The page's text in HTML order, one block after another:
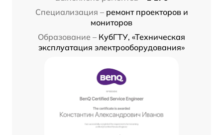
Специализация – ремонт проекторов и
мониторов
Образование – КубГТУ, «Техническая
эксплуатация электрооборудования»